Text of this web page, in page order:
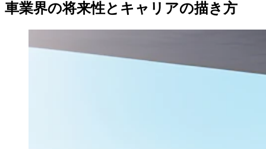
車業界の将来性とキャリアの描き方